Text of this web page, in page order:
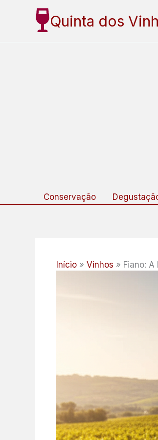
Quinta dos
Conservação
Início Vinhos Fiano: